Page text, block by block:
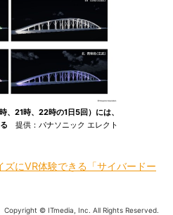
、21時、22時の1日5回）には、
提供：パナソニック エレクト
ズにVR体験できる「サイバードー
Copyright © ITmedia, Inc. All Rights Reserved.